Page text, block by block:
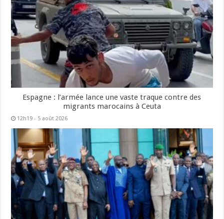
Espagne : l’armée lance une vaste traque contre des
migrants marocains à Ceuta
12h19 - 5 août 2026